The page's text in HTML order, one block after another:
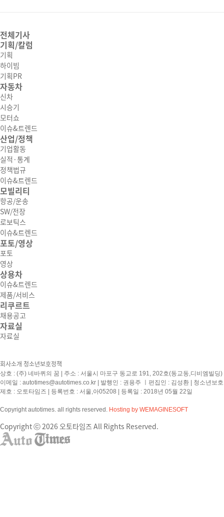
전체기사
기획/칼럼
기획
하이빔
기획PR
자동차
신차
시승기
모터쇼
이슈&트렌드
산업/정책
기업활동
실적·통계
정책법규
이슈&트렌드
모빌리티
항공/운송
SW/전장
로보틱스
이슈&트렌드
포토/영상
포토
영상
상용차
이슈&트렌드
제품/서비스
리쿠르트
채용공고
자료실
자료실
회사소개 청소년보호정책
상호 : (주) 네바퀴의 꿈 | 주소 : 서울시 마포구 동교로 191, 202호(동교동,디비엠빌
이메일 : autotimes@autotimes.co.kr | 발행인 : 권용주 ㅣ편집인 : 김성환 | 청소년보
제호 : 오토타임즈 | 등록번호 : 서울,아05208 | 등록일 : 2018년 05월 22일
Copyright autotimes. all rights reserved. Hosting by WEMAGINESOFT
Copyright ⓒ 2026 오토타임즈 All Rights Reserved.